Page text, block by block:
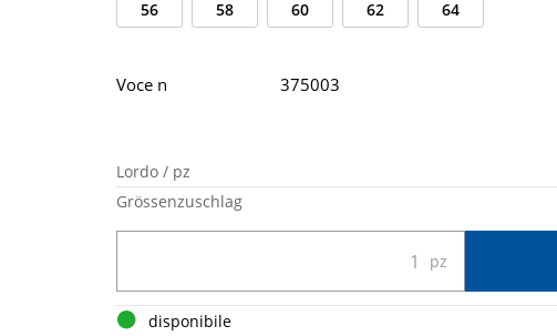
56 58 60 62 64
Lordo / pz
Grössenzuschlag
disponibile
Voce n 375003